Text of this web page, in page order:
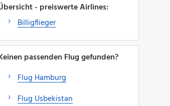
- preiswerte Airlines:
Billigflieger
passenden Flug gefunden?
Flug Hamburg
Flug Usbekistan